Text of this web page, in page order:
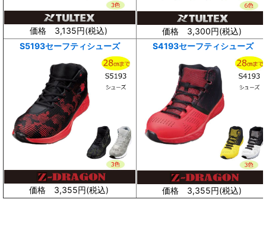
価格 3,135円(税込) 価格 3,300円(税込)
S5193セーフティシューズ
価格 3,355円(税込)
S4193セーフティシューズ
価格 3,355円(税込)